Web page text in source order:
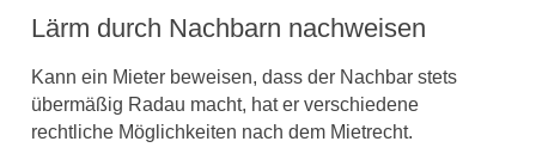
Lärm durch Nachbarn nachweisen
Kann ein Mieter beweisen, dass der Nachbar stets
übermäßig Radau macht, hat er verschiedene
rechtliche Möglichkeiten nach dem Mietrecht.